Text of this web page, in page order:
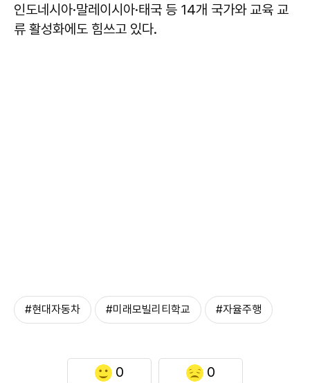
인도네시아·말레이시아·태국 등 14개 국가와 교육 교
류 활성화에도 힘쓰고 있다.
#현대자동차 #미래모빌리티학교 #자율주행
0 0